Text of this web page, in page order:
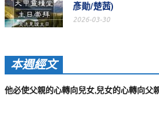
活動影音_2025年
活動影音_2024年
活動影音_2022年
活動影音_2021年
彥勛/楚茜)
2026-03-30
本週經文
他必使父親的心轉向兒女,兒女的心轉向父